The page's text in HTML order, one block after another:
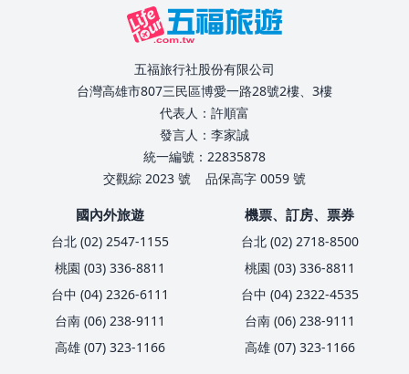
五福旅行社股份有限公司
台灣高雄市807三民區博愛一路28號2樓、3樓
代表人：許順富
發言人：李家誠
統一編號：22835878
交觀綜 2023 號
品保高字 0059 號
國內外旅遊
台北 (02) 2547-1155
桃園 (03) 336-8811
台中 (04) 2326-6111
台南 (06) 238-9111
高雄 (07) 323-1166
機票、訂房、票券
台北 (02) 2718-8500
桃園 (03) 336-8811
台中 (04) 2322-4535
台南 (06) 238-9111
高雄 (07) 323-1166